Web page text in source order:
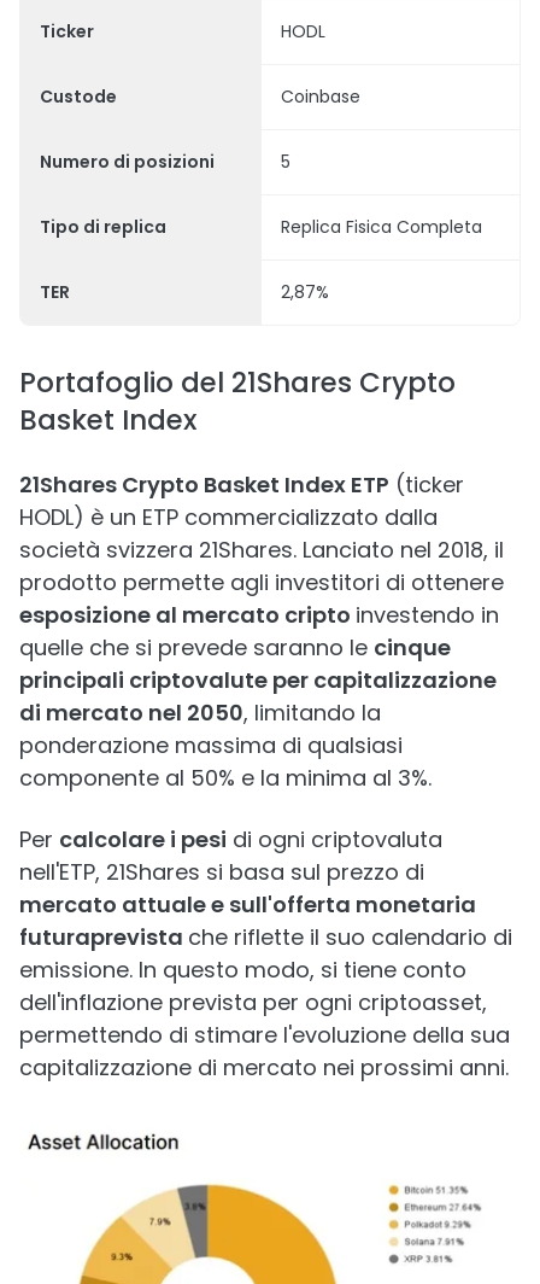
Ticker HODL
Custode Coinbase
Numero di posizioni 5
Tipo di replica Replica Fisica Completa
TER 2,87%
Portafoglio del 21Shares Crypto
Basket Index
21Shares Crypto Basket Index ETP (ticker
HODL) è un ETP commercializzato dalla
società svizzera 21Shares. Lanciato nel 2018, il
prodotto permette agli investitori di ottenere
esposizione al mercato cripto investendo in
quelle che si prevede saranno le cinque
principali criptovalute per capitalizzazione
di mercato nel 2050, limitando la
ponderazione massima di qualsiasi
componente al 50% e la minima al 3%.
Per calcolare i pesi di ogni criptovaluta
nell'ETP, 21Shares si basa sul prezzo di
mercato attuale e sull'offerta monetaria
futuraprevista che riflette il suo calendario di
emissione. In questo modo, si tiene conto
dell'inflazione prevista per ogni criptoasset,
permettendo di stimare l'evoluzione della sua
capitalizzazione di mercato nei prossimi anni.